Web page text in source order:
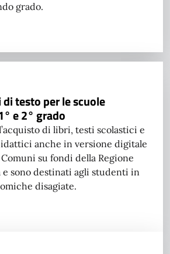
grado.
testo per le scuole
e 2° grado
di libri, testi scolastici e
anche in versione digitale
su fondi della Regione
e sono destinati agli studenti in
disagiate.